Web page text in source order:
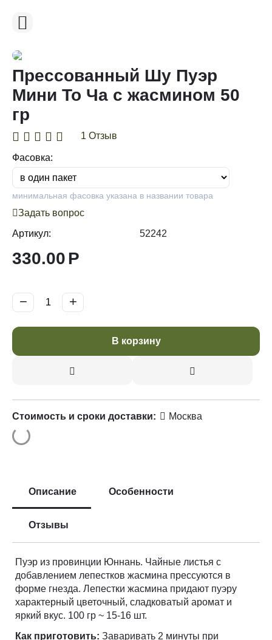
Прессованный Шу Пуэр
Мини То Ча c жасмином 50
гр
1 Отзыв
Фасовка:
минимальная фасовка указана в названии товара
Задать вопрос
Артикул:
52242
330.00Р
+
−
В корзину
Стоимость и сроки доставки: Москва
Описание Особенности
Отзывы
Пуэр из провинции Юннань. Чайные листья с
добавлением лепестков жасмина прессуются в
форме гнезда. Лепестки жасмина придают пуэру
характерный цветочный, сладковатый аромат и
яркий вкус. 100 гр ~ 15-16 шт.
Как приготовить: Заваривать 2 минуты при